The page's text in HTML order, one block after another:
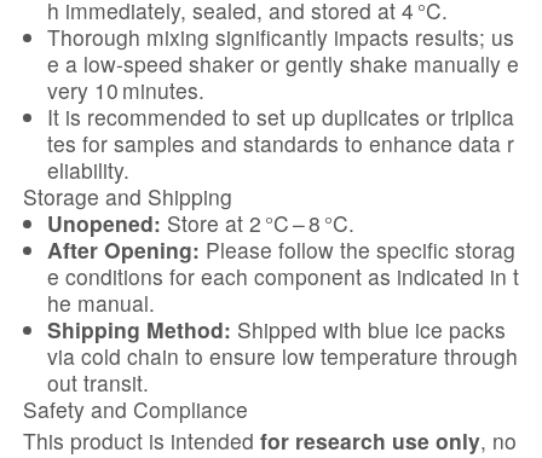
h immediately, sealed, and stored at 4 °C.
Thorough mixing significantly impacts results; us
e a low-speed shaker or gently shake manually e
very 10 minutes.
It is recommended to set up duplicates or triplica
tes for samples and standards to enhance data r
eliability.
Storage and Shipping
Unopened: Store at 2 °C – 8 °C.
After Opening: Please follow the specific storag
e conditions for each component as indicated in t
he manual.
Shipping Method: Shipped with blue ice packs
via cold chain to ensure low temperature through
out transit.
Safety and Compliance
This product is intended for research use only, no